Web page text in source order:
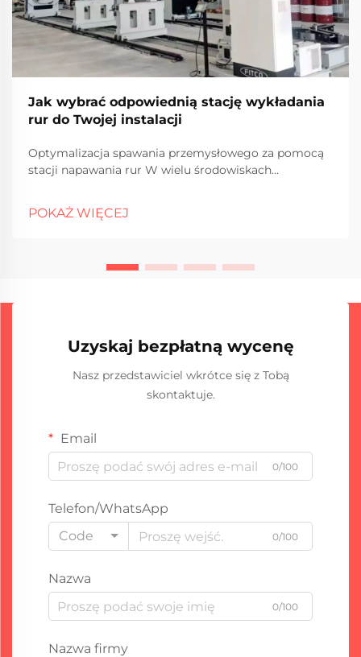
Jak wybrać odpowiednią stację wykładania
rur do Twojej instalacji
Optymalizacja spawania przemysłowego za pomocą
stacji napawania rur W wielu środowiskach
przed korozją, zużyciem i ciepłem jest kluczowa dla
utrzymania długoterminowej wydajności i
POKAŻ WIĘCEJ
Uzyskaj bezpłatną wycenę
Nasz przedstawiciel wkrótce się z Tobą
skontaktuje.
Email
0/100
Telefon/WhatsApp
Code
0/100
Nazwa
0/100
Nazwa firmy